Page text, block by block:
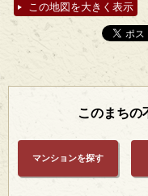
この地図を大きく表示
このまちの
マンションを探す